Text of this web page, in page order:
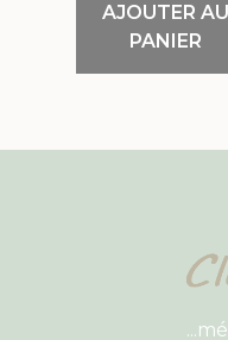
AJOUTER AU
PANIER